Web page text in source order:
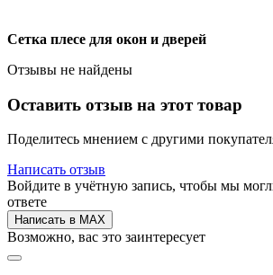
Сетка плесе для окон и дверей
Отзывы не найдены
Оставить отзыв на этот товар
Поделитесь мнением с другими
Написать отзыв
Войдите в учётную запись, чтобы мы
ответе
Написать в MAX
Возможно, вас это заинтересует